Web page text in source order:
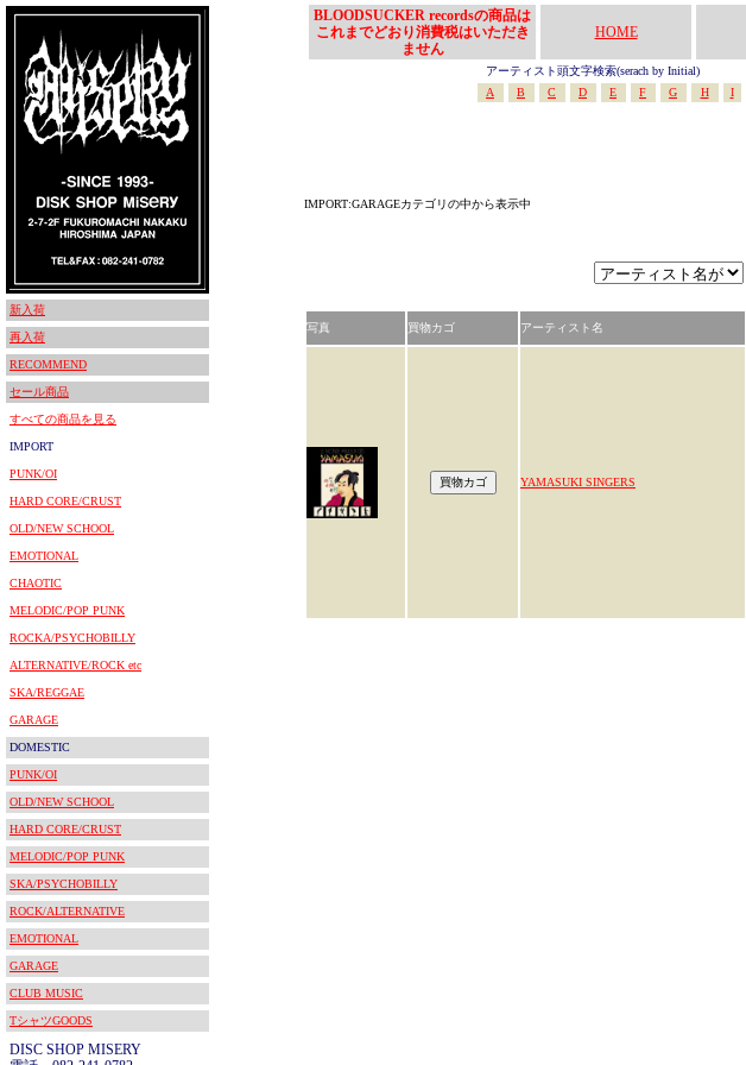
新入荷
再入荷
RECOMMEND
セール商品
すべての商品を見る
IMPORT
PUNK/OI
HARD CORE/CRUST
OLD/NEW SCHOOL
EMOTIONAL
CHAOTIC
MELODIC/POP PUNK
ROCKA/PSYCHOBILLY
ALTERNATIVE/ROCK etc
SKA/REGGAE
GARAGE
DOMESTIC
PUNK/OI
OLD/NEW SCHOOL
HARD CORE/CRUST
MELODIC/POP PUNK
SKA/PSYCHOBILLY
ROCK/ALTERNATIVE
EMOTIONAL
GARAGE
CLUB MUSIC
TシャツGOODS
DISC SHOP MISERY
BLOODSUCKER recordsの商品は
これまでどおり消費税はいただき
ません
HOME
アーティスト頭文字検索(serach by Initial)
A
B C D E F G H I
IMPORT:GARAGEカテゴリの中から表示中
写真 買物カゴ アーティスト名
YAMASUKI SINGERS